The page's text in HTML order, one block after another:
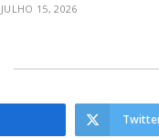
JULHO 15, 2026